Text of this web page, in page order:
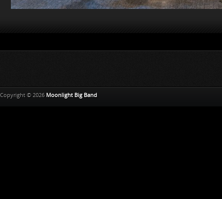
Copyright © 2026 Moonlight Big Band